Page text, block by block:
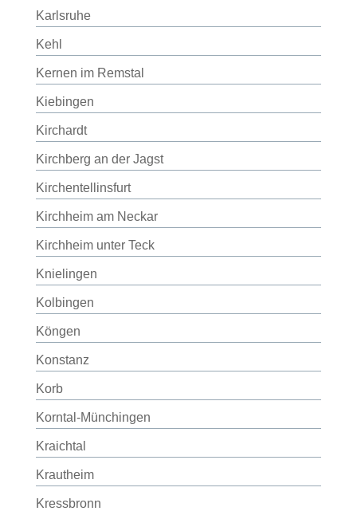
Karlsruhe
Kehl
Kernen im Remstal
Kiebingen
Kirchardt
Kirchberg an der Jagst
Kirchentellinsfurt
Kirchheim am Neckar
Kirchheim unter Teck
Knielingen
Kolbingen
Köngen
Konstanz
Korb
Korntal-Münchingen
Kraichtal
Krautheim
Kressbronn